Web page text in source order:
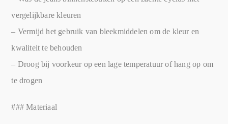
vergelijkbare kleuren
– Vermijd het gebruik van bleekmiddelen om de kleur en
kwaliteit te behouden
– Droog bij voorkeur op een lage temperatuur of hang op om
te drogen
### Materiaal